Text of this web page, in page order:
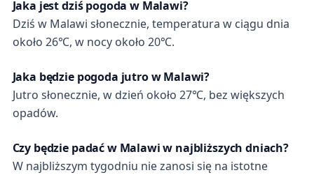
Jaka jest dziś pogoda w Malawi?
Dziś w Malawi słonecznie, temperatura w ciągu dnia
około 26℃, w nocy około 20℃.
Jaka będzie pogoda jutro w Malawi?
Jutro słonecznie, w dzień około 27℃, bez większych
opadów.
Czy będzie padać w Malawi w najbliższych dniach?
W najbliższym tygodniu nie zanosi się na istotne